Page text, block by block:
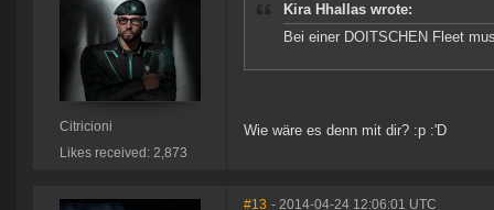
Citricioni
Likes received: 2,873
Kira Hhallas wrote:
Bei einer DOITSCHEN Fleet
Wie wäre es denn mit dir? :p :'D
#13 - 2014-04-24 12:06:01 UTC